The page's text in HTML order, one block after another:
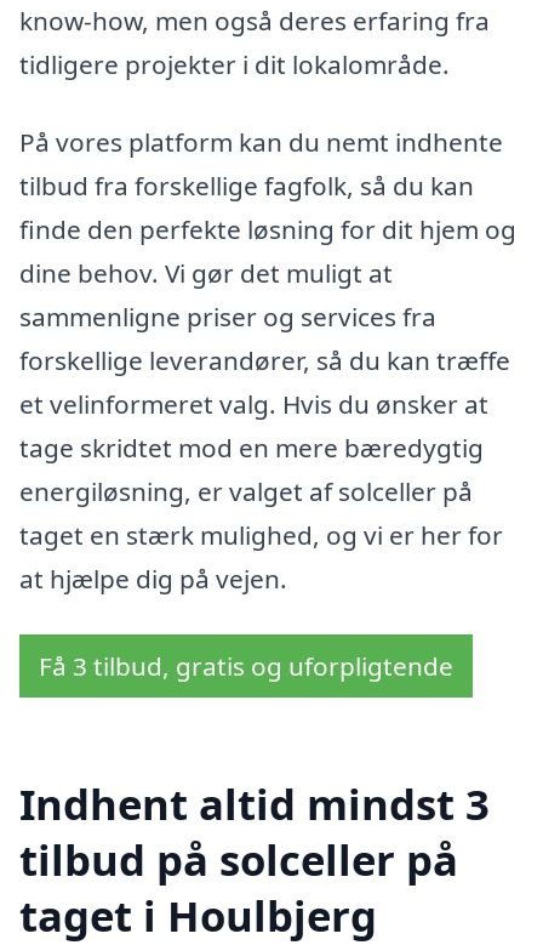
know-how, men også deres erfaring fra
tidligere projekter i dit lokalområde.
På vores platform kan du nemt indhente
tilbud fra forskellige fagfolk, så du kan
finde den perfekte løsning for dit hjem og
dine behov. Vi gør det muligt at
sammenligne priser og services fra
forskellige leverandører, så du kan træffe
et velinformeret valg. Hvis du ønsker at
tage skridtet mod en mere bæredygtig
energiløsning, er valget af solceller på
taget en stærk mulighed, og vi er her for
at hjælpe dig på vejen.
Få 3 tilbud, gratis og uforpligtende
Indhent altid mindst 3
tilbud på solceller på
taget i Houlbjerg